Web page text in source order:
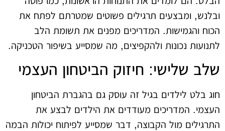
ובלנש, ומבצעים תרגילים פשוטים שמטרתם לפתח את
הכוח והגמישות. המדריכים מפנים את תשומת הלב
לתנועות נכונות ולהקפיצים, מה שמסייע בשיפור הטכניקה.
שלב שלישי: חיזוק הביטחון העצמי
חוג בלט לילדים בגיל זה עוסק גם בהגברת הביטחון
העצמי. המדריכים מעודדים את הילדים לבצע את
התרגילים מול הקבוצה, דבר שמסייע לפיתוח יכולות הבמה